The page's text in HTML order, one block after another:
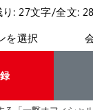
り: 27文字/全文:
を選択